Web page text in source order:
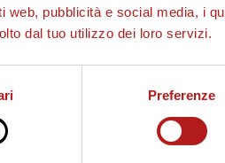
web, pubblicità e social media, i
dal tuo utilizzo dei loro servizi.
Preferenze